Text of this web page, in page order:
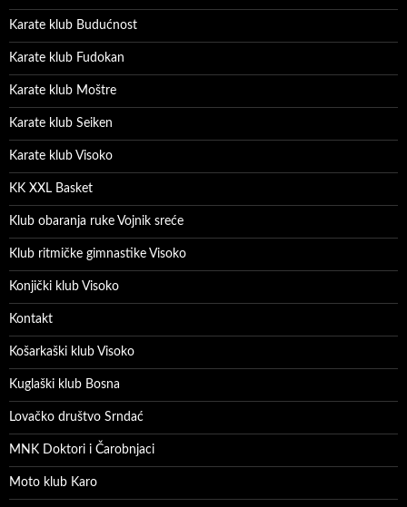
Karate klub Budućnost
Karate klub Fudokan
Karate klub Moštre
Karate klub Seiken
Karate klub Visoko
KK XXL Basket
Klub obaranja ruke Vojnik sreće
Klub ritmičke gimnastike Visoko
Konjički klub Visoko
Kontakt
Košarkaški klub Visoko
Kuglaški klub Bosna
Lovačko društvo Srndać
MNK Doktori i Čarobnjaci
Moto klub Karo